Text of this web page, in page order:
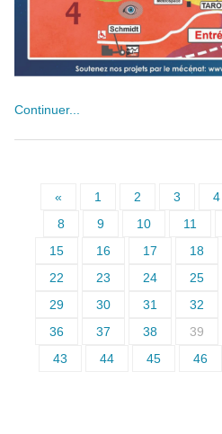
Continuer...
« 1 2 3 4
8
9 10 11
15
16 17 18
22
23 24 25
29
30 31 32
36
37 38 39
43
44 45 46